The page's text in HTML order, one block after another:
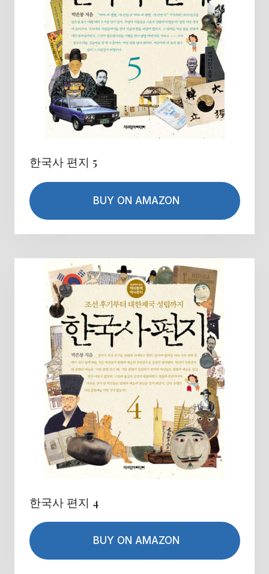
한국사 편지 5
BUY ON AMAZON
한국사 편지 4
BUY ON AMAZON